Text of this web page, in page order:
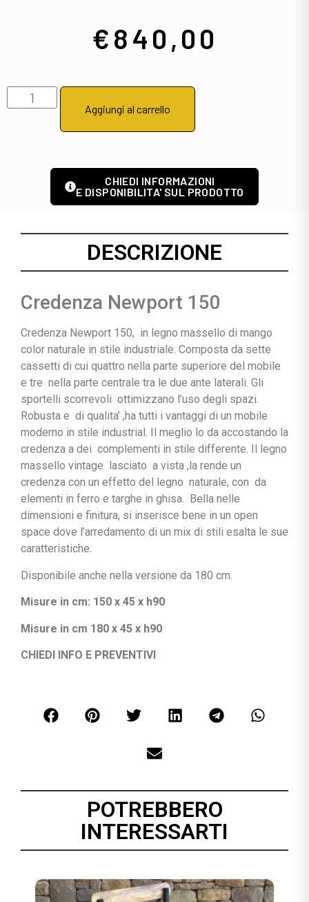
€840,00
Aggiungi al carrello
CHIEDI INFORMAZIONI
E DISPONIBILITA' SUL PRODOTTO
DESCRIZIONE
Credenza Newport 150
Credenza Newport 150, in legno massello di mango
color naturale in stile industriale. Composta da sette
cassetti di cui quattro nella parte superiore del mobile
e tre nella parte centrale tra le due ante laterali. Gli
sportelli scorrevoli ottimizzano l’uso degli spazi.
Robusta e di qualita’ ,ha tutti i vantaggi di un mobile
moderno in stile industrial. Il meglio lo da accostando la
credenza a dei complementi in stile differente. Il legno
massello vintage lasciato a vista ,la rende un
credenza con un effetto del legno naturale, con da
elementi in ferro e targhe in ghisa. Bella nelle
dimensioni e finitura, si inserisce bene in un open
space dove l’arredamento di un mix di stili esalta le sue
caratteristiche.
Disponibile anche nella versione da 180 cm.
Misure in cm: 150 x 45 x h90
Misure in cm 180 x 45 x h90
CHIEDI INFO E PREVENTIVI
POTREBBERO
INTERESSARTI